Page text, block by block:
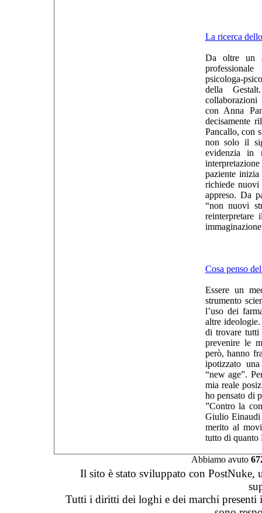
La ricerca
Da oltre un
psicologa-
della
con Anna
decisamente
Pancallo, con
non solo il
evidenzia in
paziente
richiede nuovi
appreso. Da
“non nuovi
reinterpretare
Cosa penso
Essere un
strumento
l’uso dei
altre
di trovare tutti
prevenire le
però, hanno
ipotizzato
“new age”.
mia reale
ho pensato di
”Contro la
Giulio Einaudi
merito al
tutto di quanto
Abbiamo avuto
Il sito è stato sviluppato con PostNuke,
Tutti i diritti dei loghi e dei marchi